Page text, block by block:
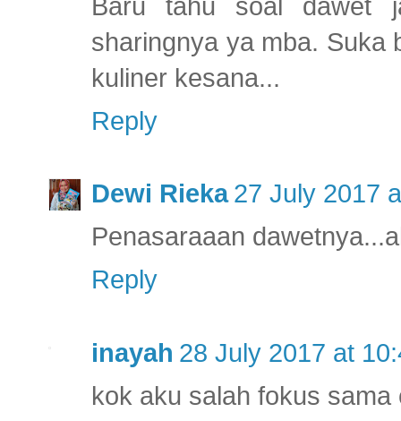
Baru tahu soal dawet
sharingnya ya mba. Suka
kuliner kesana...
Reply
Dewi Rieka 27 July 2017
Penasaraaan
Reply
inayah 28 July 2017 at
kok aku salah fokus